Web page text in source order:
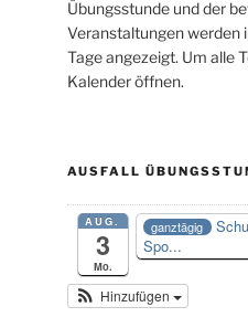
Übungsstunde und der
Veranstaltungen werden
Tage angezeigt. Um alle
Kalender öffnen.
AUSFALL
AUG.
3
Mo.
ganztägig
Spo...
Hinzufügen